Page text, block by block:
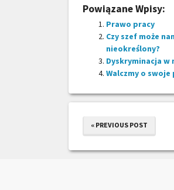
Powiązane Wpisy:
Prawo pracy
Czy szef może
nieokreślony?
Dyskryminacja w
Walczmy o
« PREVIOUS POST